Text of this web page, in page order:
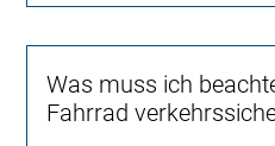
Was muss ich
Fahrrad